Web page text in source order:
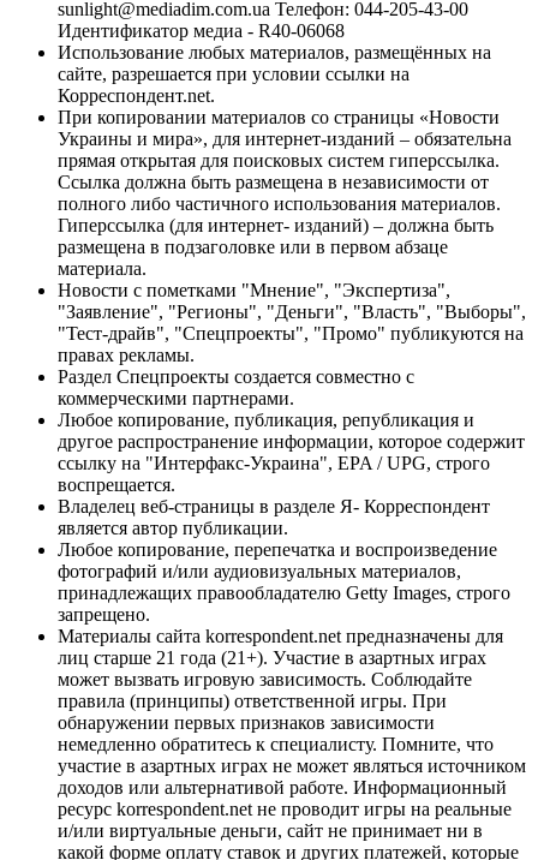
sunlight@mediadim.com.ua Телефон: 044-205-43-00
Идентификатор медиа - R40-06068
Использование любых материалов, размещённых на
сайте, разрешается при условии ссылки на
Корреспондент.net.
При копировании материалов со страницы «Новости
Украины и мира», для интернет-изданий – обязательна
прямая открытая для поисковых систем гиперссылка.
Ссылка должна быть размещена в независимости от
полного либо частичного использования материалов.
Гиперссылка (для интернет- изданий) – должна быть
размещена в подзаголовке или в первом абзаце
материала.
Новости с пометками "Мнение", "Экспертиза",
"Заявление", "Регионы", "Деньги", "Власть", "Выборы",
"Тест-драйв", "Спецпроекты", "Промо" публикуются на
правах рекламы.
Раздел Спецпроекты создается совместно с
коммерческими партнерами.
Любое копирование, публикация, републикация и
другое распространение информации, которое содержит
ссылку на "Интерфакс-Украина", EPA / UPG, строго
воспрещается.
Владелец веб-страницы в разделе Я- Корреспондент
является автор публикации.
Любое копирование, перепечатка и воспроизведение
фотографий и/или аудиовизуальных материалов,
принадлежащих правообладателю Getty Images, строго
запрещено.
Материалы сайта korrespondent.net предназначены для
лиц старше 21 года (21+). Участие в азартных играх
может вызвать игровую зависимость. Соблюдайте
правила (принципы) ответственной игры. При
обнаружении первых признаков зависимости
немедленно обратитесь к специалисту. Помните, что
участие в азартных играх не может являться источником
доходов или альтернативой работе. Информационный
ресурс korrespondent.net не проводит игры на реальные
и/или виртуальные деньги, сайт не принимает ни в
какой форме оплату ставок и других платежей, которые